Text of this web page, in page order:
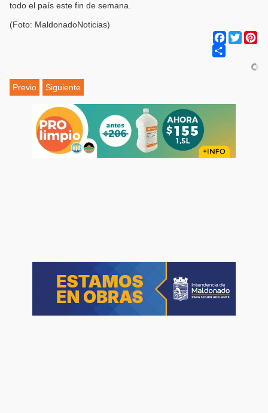
todo el país este fin de semana.
(Foto: MaldonadoNoticias)
Facebook
Twitter
Previo Siguiente